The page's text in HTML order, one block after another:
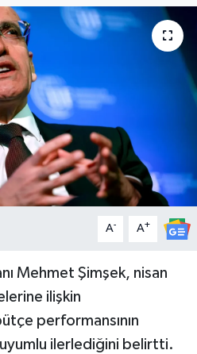
A- A+
Mehmet Şimşek, nisan
ilişkin
performansının
ilerlediğini belirtti.